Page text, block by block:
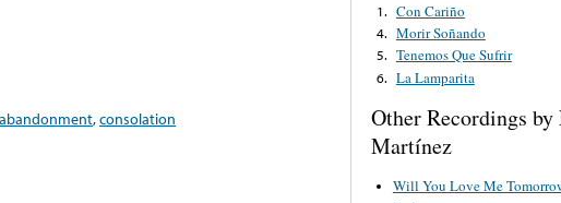
abandonment,consolation
1. Con Cariño
4. Morir Soñando
5. Tenemos Que Sufrir
6. La Lamparita
Other Recordings by
Martínez
Will You Love Me